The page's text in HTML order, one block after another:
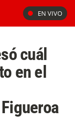
EN VIVO
cuál
en el